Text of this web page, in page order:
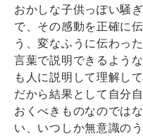
おかしな子供っぽい騒
で、その感動を正確に
う、変なふうに伝わっ
言葉で説明できるよう
も人に説明して理解し
だから結果として自分
おくべきものなのでは
い、いつしか無意識の